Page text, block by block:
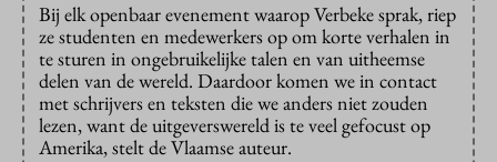
Bij elk openbaar evenement waarop Verbeke sprak, riep
ze studenten en medewerkers op om korte verhalen in
te sturen in ongebruikelijke talen en van uitheemse
delen van de wereld. Daardoor komen we in contact
met schrijvers en teksten die we anders niet zouden
lezen, want de uitgeverswereld is te veel gefocust op
Amerika, stelt de Vlaamse auteur.